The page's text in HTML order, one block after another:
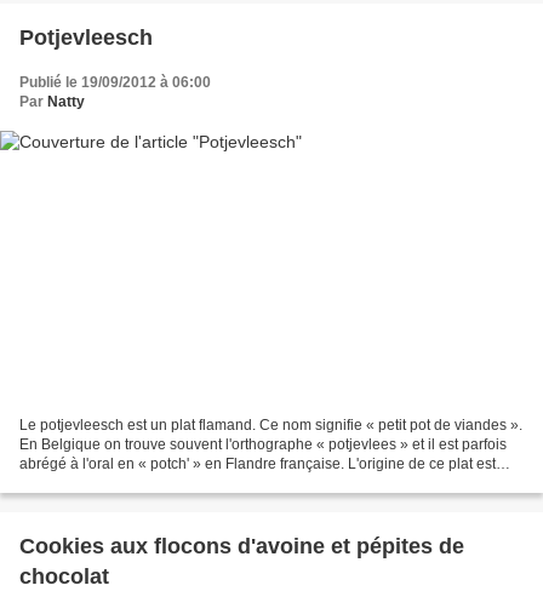
Potjevleesch
Publié le 19/09/2012 à 06:00
Par Natty
Le potjevleesch est un plat flamand. Ce nom signifie « petit pot de viandes ».
En Belgique on trouve souvent l'orthographe « potjevlees » et il est parfois
abrégé à l'oral en « potch' » en Flandre française. L'origine de ce plat est
Cookies aux flocons d'avoine et pépites de
chocolat